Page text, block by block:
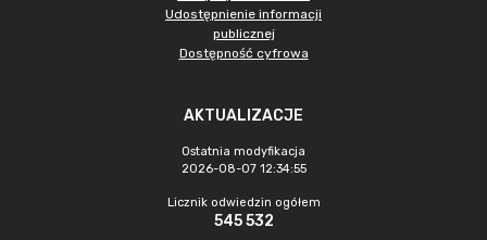
Udostępnienie informacji
publicznej
Dostępność cyfrowa
AKTUALIZACJE
Ostatnia modyfikacja
2026-08-07 12:34:55
Licznik odwiedzin ogółem
545 532